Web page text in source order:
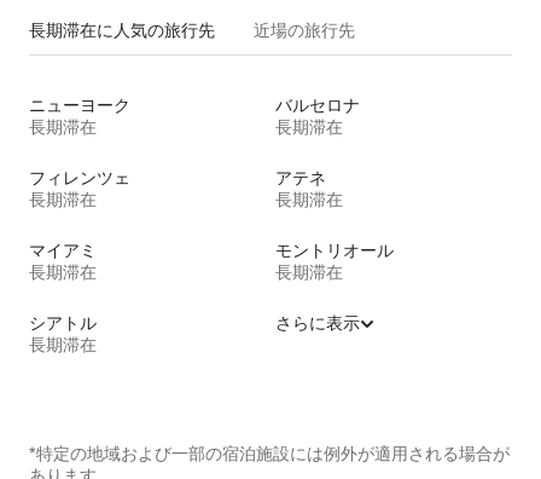
長期滞在に人気の旅行先 近場の旅行先
ニューヨーク
長期滞在
バルセロナ
長期滞在
フィレンツェ
長期滞在
アテネ
長期滞在
マイアミ
長期滞在
モントリオール
長期滞在
シアトル
長期滞在
さらに表示
*特定の地域および一部の宿泊施設には例外が適用される場合が